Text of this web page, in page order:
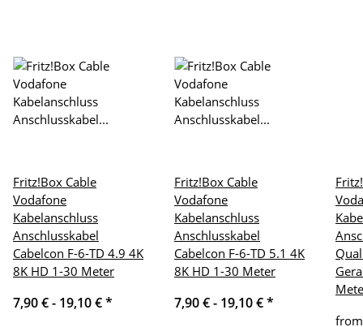
Fritz!Box Cable
Vodafone
Kabelanschluss
Anschlusskabel
Cabelcon F-6-TD 4.9 4K
8K HD 1-30 Meter
7,90 € - 19,10 €*
Fritz!Box Cable
Vodafone
Kabelanschluss
Anschlusskabel
Cabelcon F-6-TD 5.1 4K
8K HD 1-30 Meter
7,90 € - 19,10 €*